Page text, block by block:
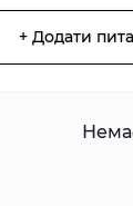
+ Додати